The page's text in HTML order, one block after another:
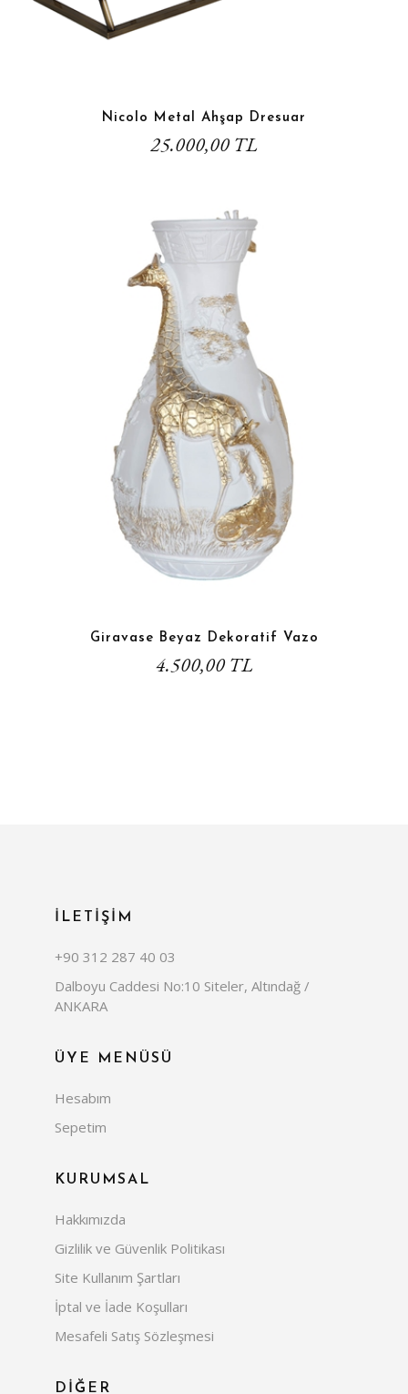
Nicolo Metal Ahşap Dresuar
25.000,00 TL
Giravase Beyaz Dekoratif Vazo
4.500,00 TL
İLETİŞİM
+90 312 287 40 03
Dalboyu Caddesi No:10 Siteler, Altındağ /
ANKARA
ÜYE MENÜSÜ
Hesabım
Sepetim
KURUMSAL
Hakkımızda
Gizlilik ve Güvenlik Politikası
Site Kullanım Şartları
İptal ve İade Koşulları
Mesafeli Satış Sözleşmesi
DİĞER